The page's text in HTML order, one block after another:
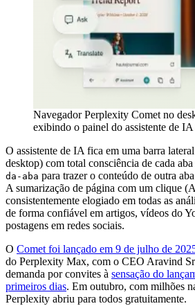
Navegador Perplexity Comet no
exibindo o painel do assistente de
O assistente de IA fica em uma barra
desktop) com total consciência de cada
da-aba para trazer o conteúdo de outra
A sumarização de página com um clique
consistentemente elogiado em todas as
de forma confiável em artigos, vídeos do
postagens em redes sociais.
O Comet foi lançado em 9 de julho de
do Perplexity Max, com o CEO Aravind
demanda por convites à sensação do
primeiros dias. Em outubro, com milhões
Perplexity abriu para todos gratuitamente.